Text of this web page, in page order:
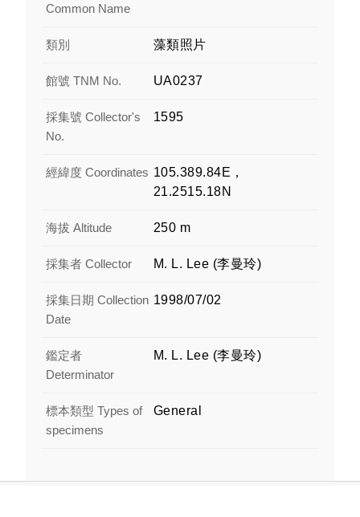
Common Name
類別 藻類照片
館號 TNM No. UA0237
採集號 Collector's
No.
1595
經緯度 Coordinates 105.389.84E，
21.2515.18N
海拔 Altitude 250 m
採集者 Collector M. L. Lee (李曼玲)
採集日期 Collection
Date
1998/07/02
鑑定者
Determinator
M. L. Lee (李曼玲)
標本類型 Types of
specimens
General